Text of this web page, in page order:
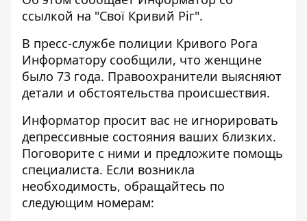
ссылкой на "Свої Кривий Ріг".
В пресс-службе полиции Кривого Рога
Информатору сообщили, что женщине
было 73 года. Правоохранители выясняют
детали и обстоятельства происшествия.
Информатор просит вас не игнорировать
депрессивные состояния ваших близких.
Поговорите с ними и предложите помощь
специалиста. Если возникла
необходимость, обращайтесь по
следующим номерам: